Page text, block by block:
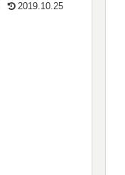
2019.10.25